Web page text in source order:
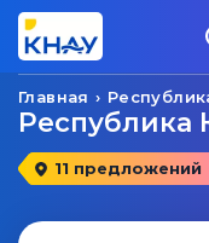
Главная
11 предложений